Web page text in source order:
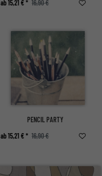
ab 15,21 € * 16,90 €
PENCIL PARTY
ab 15,21 € * 16,90 €